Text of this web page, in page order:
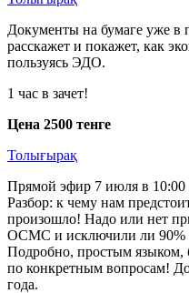
Документы на бумаге уже
расскажет и покажет, как
пользуясь ЭДО.
1 час в зачет!
Цена 2500 тенге
Толығырақ
Прямой эфир 7 июля в
Разбор: к чему нам
произошло! Надо или нет
ОСМС и исключили ли 90%
Подробно, простым языком,
по конкретным вопросам!
года.